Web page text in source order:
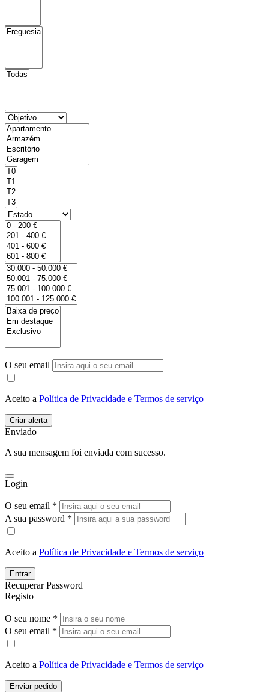
O seu email
Aceito a Política de Privacidade e Termos de serviço
Enviado
A sua mensagem foi enviada com sucesso.
Login
O seu email *
A sua password *
Aceito a Política de Privacidade e Termos de serviço
Entrar
Recuperar Password
Registo
O seu nome *
O seu email *
Aceito a Política de Privacidade e Termos de serviço
Enviar pedido